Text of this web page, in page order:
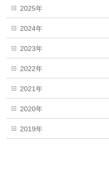
2025年
2024年
2023年
2022年
2021年
2020年
2019年